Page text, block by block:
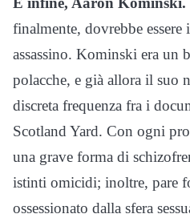
finalmente, dovrebbe essere
assassino. Kominski era un
polacche, e già allora il suo
discreta frequenza fra i
Scotland Yard. Con ogni
una grave forma di
istinti omicidi; inoltre, pare
ossessionato dalla sfera